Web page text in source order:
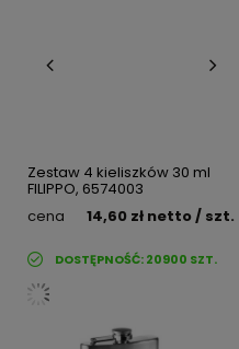
Zestaw 4 kieliszków 30 ml
FILIPPO, 6574003
cena
14,60 zł netto/ szt.
DOSTĘPNOŚĆ:20900 SZT.